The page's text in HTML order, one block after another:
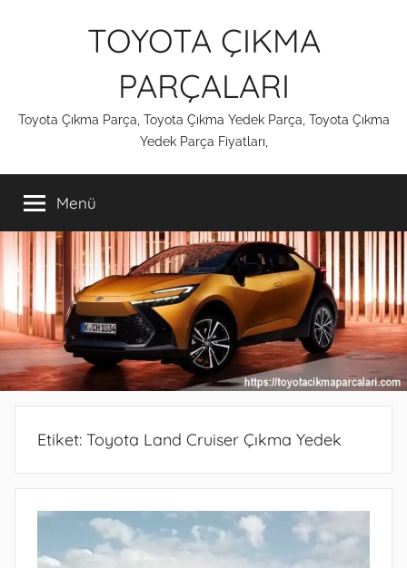
TOYOTA ÇIKMA
PARÇALARI
Toyota Çıkma Parça, Toyota Çıkma Yedek Parça, Toyota Çıkma
Yedek Parça Fiyatları,
Menü
Etiket: Toyota Land Cruiser Çıkma Yedek